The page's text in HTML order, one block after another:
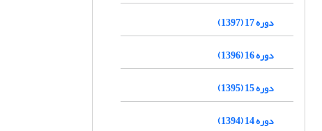
دوره 17 (1397)
دوره 16 (1396)
دوره 15 (1395)
دوره 14 (1394)